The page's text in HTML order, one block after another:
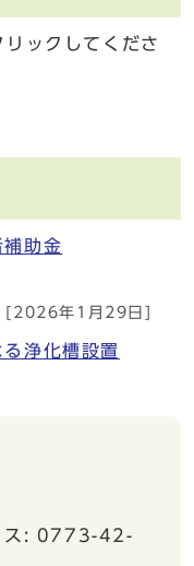
ックしてくださ
助金
[2026年1月29日]
浄化槽設置
ス: 0773-42-